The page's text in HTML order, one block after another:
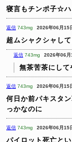
寝言もチンポ子☆ハ
返信 743mg 2026年06月15
超ムシャクシャし
返信 743mg 2026年06
無茶苦茶にして
返信 743mg 2026年06月15
何日か前パキスタ
っかなのに
返信 743mg 2026年06月15
パイロット死亡と